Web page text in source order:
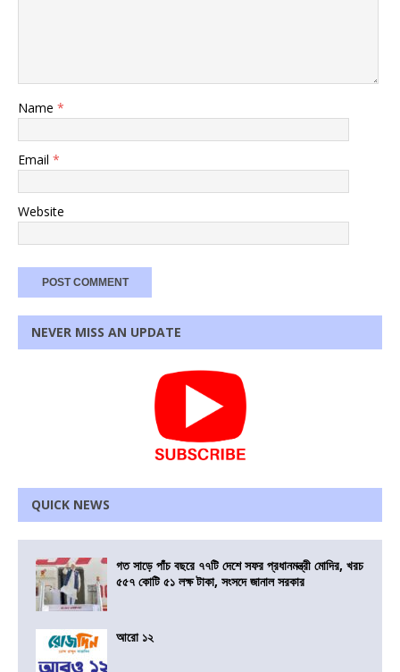
Name *
Email *
Website
NEVER MISS AN UPDATE
QUICK NEWS
গত সাড়ে পাঁচ বছরে ৭৭টি দেশে সফর প্রধানমন্ত্রী মোদির, খরচ
৫৫৭ কোটি ৫১ লক্ষ টাকা, সংসদে জানাল সরকার
আরো ১২